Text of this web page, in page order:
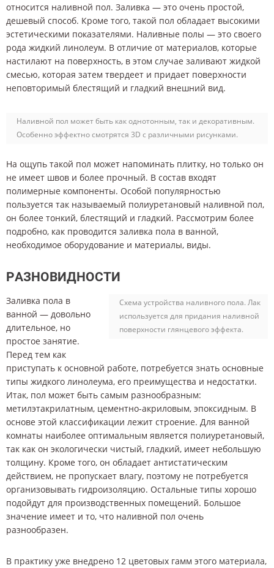
относится наливной пол. Заливка — это очень простой,
дешевый способ. Кроме того, такой пол обладает высокими
эстетическими показателями. Наливные полы — это своего
рода жидкий линолеум. В отличие от материалов, которые
настилают на поверхность, в этом случае заливают жидкой
смесью, которая затем твердеет и придает поверхности
неповторимый блестящий и гладкий внешний вид.
Наливной пол может быть как однотонным, так и декоративным.
Особенно эффектно смотрятся 3D с различными рисунками.
На ощупь такой пол может напоминать плитку, но только он
не имеет швов и более прочный. В состав входят
полимерные компоненты. Особой популярностью
пользуется так называемый полиуретановый наливной пол,
он более тонкий, блестящий и гладкий. Рассмотрим более
подробно, как проводится заливка пола в ванной,
необходимое оборудование и материалы, виды.
РАЗНОВИДНОСТИ
Схема устройства наливного пола. Лак
используется для придания наливной
поверхности глянцевого эффекта.
Заливка пола в
ванной — довольно
длительное, но
простое занятие.
Перед тем как
приступать к основной работе, потребуется знать основные
типы жидкого линолеума, его преимущества и недостатки.
Итак, пол может быть самым разнообразным:
метилэтакрилатным, цементно-акриловым, эпоксидным. В
основе этой классификации лежит строение. Для ванной
комнаты наиболее оптимальным является полиуретановый,
так как он экологически чистый, гладкий, имеет небольшую
толщину. Кроме того, он обладает антистатическим
действием, не пропускает влагу, поэтому не потребуется
организовывать гидроизоляцию. Остальные типы хорошо
подойдут для производственных помещений. Большое
значение имеет и то, что наливной пол очень
разнообразен.
В практику уже внедрено 12 цветовых гамм этого материала,